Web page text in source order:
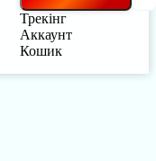
Трекінг
Аккаунт
Кошик